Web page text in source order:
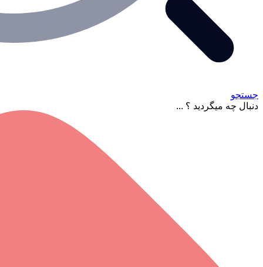
جستجو
دنبال چه میگردید ؟ ...